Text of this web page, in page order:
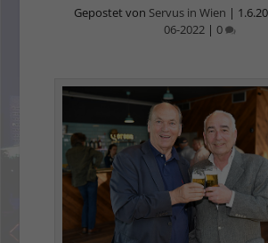
Gepostet von Servus in Wien |
06-2022| 0